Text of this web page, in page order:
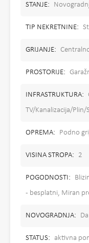
STANJE:
TIP NEKRETNINE:
GRIJANJE:
PROSTORIJE:
INFRASTRUKTURA:
TV/Kanalizacija/
OPREMA: Podno
VISINA STROPA: 2
POGODNOSTI:
- besplatni, Miran
NOVOGRADNJA: Da
STATUS: aktivna